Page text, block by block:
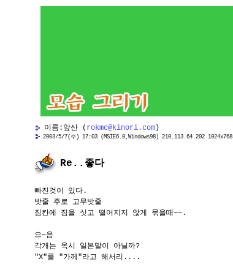
이름:앞산 ( rokmc@kinori.com )
2003/5/7(수) 17:03 (MSIE6.0,Windows98) 210.113.64.202 1024x768
Re..좋다
빠진것이 있다.
밧줄 주로 고무밧줄
짐칸에 짐을 싯고 떨어지지 않게 묶을때~~.
으~음
각개는 옥시 일본말이 아닐까?
"X"를 "가께"라고 해서리....